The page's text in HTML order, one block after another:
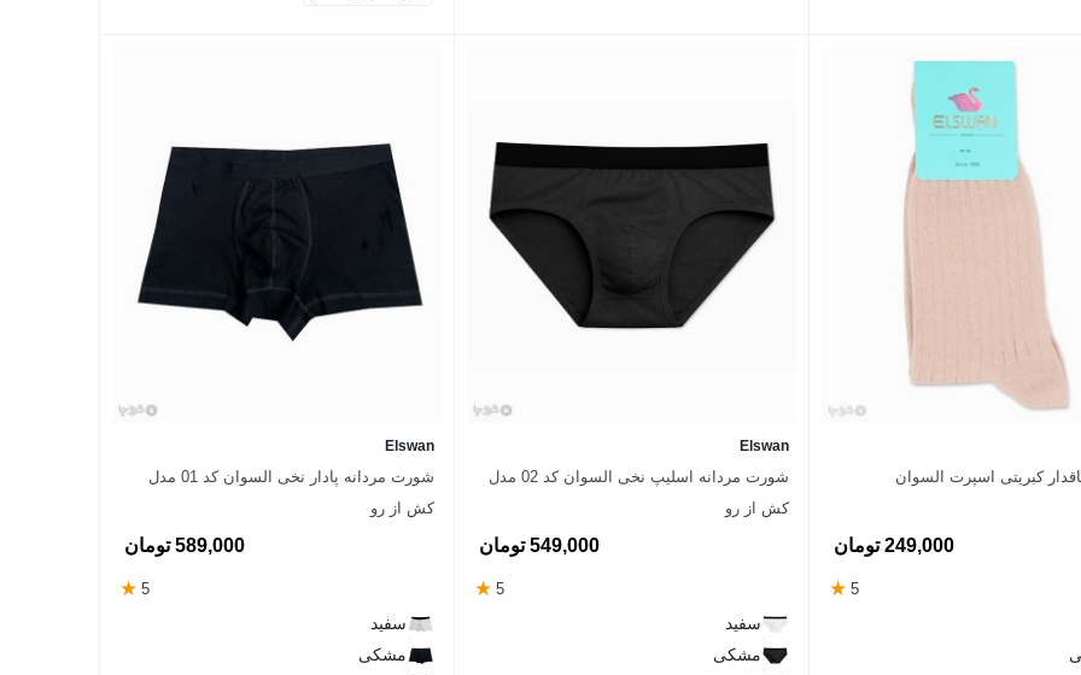
کبریتی اسپرت السوان
249,000 تومان
5
★
Elswan
شورت مردانه اسلیپ نخی السوان کد 02 مدل
کش از رو
549,000 تومان
5
★
سفید
مشکی
Elswan
شورت مردانه پادار نخی السوان کد 01 مدل
کش از رو
589,000 تومان
5
★
سفید
مشکی